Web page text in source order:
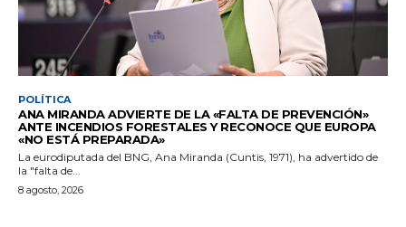
POLÍTICA
ANA MIRANDA ADVIERTE DE LA «FALTA DE PREVENCIÓN»
ANTE INCENDIOS FORESTALES Y RECONOCE QUE EUROPA
«NO ESTÁ PREPARADA»
La eurodiputada del BNG, Ana Miranda (Cuntis, 1971), ha advertido de
la "falta de...
8 agosto, 2026